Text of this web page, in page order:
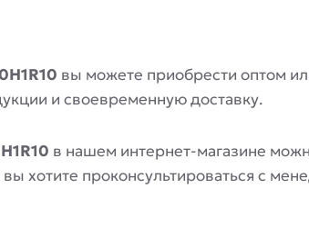
вы можете приобрести оптом
и своевременную доставку.
в нашем интернет-магазине
вы хотите проконсультироваться с